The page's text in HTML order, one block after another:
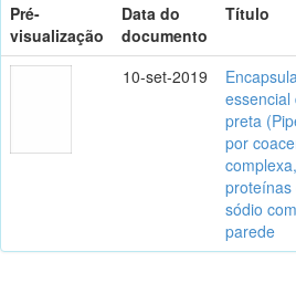
Pré-
visualização
Data do
documento
Título
10-set-2019
essencial
preta
por
proteínas
sódio
parede